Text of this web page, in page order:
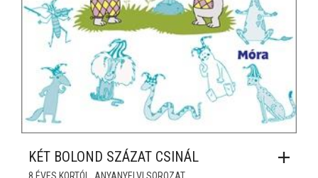
KÉT BOLOND SZÁZAT CSINÁL